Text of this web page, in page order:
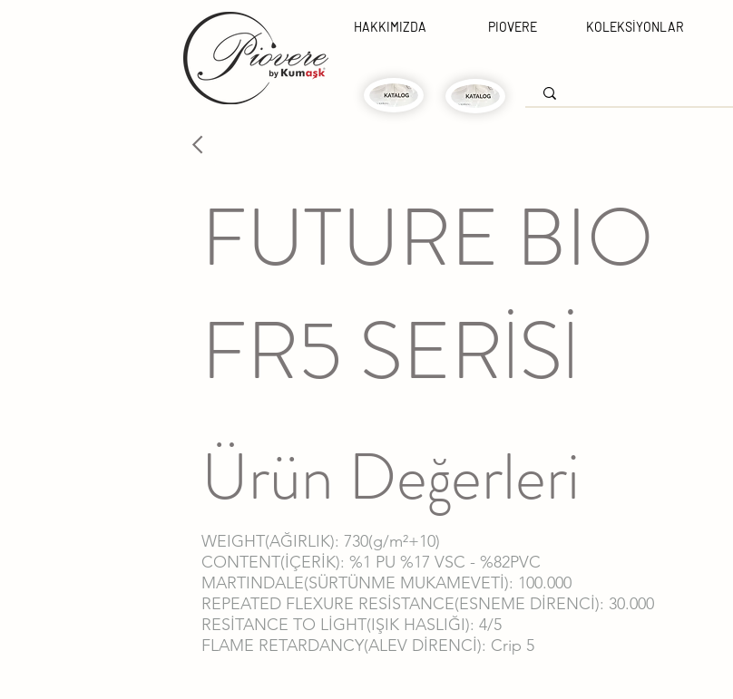
HAKKIMIZDA PIOVERE KOLEKSİYONLAR
FUTURE BIO
FR5 SERİSİ
Ürün Değerleri
WEIGHT(AĞIRLIK): 730(g/m²+10)
CONTENT(İÇERİK): %1 PU %17 VSC - %82PVC
MARTINDALE(SÜRTÜNME MUKAMEVETİ): 100.000
REPEATED FLEXURE RESİSTANCE(ESNEME DİRENCİ): 30.000
RESİTANCE TO LİGHT(IŞIK HASLIĞI): 4/5
FLAME RETARDANCY(ALEV DİRENCİ): Crip 5